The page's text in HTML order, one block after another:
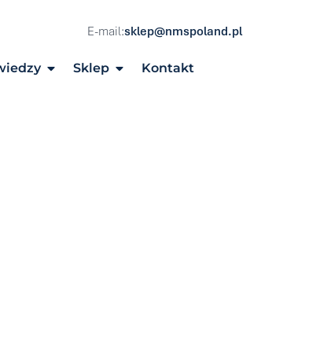
E-mail:sklep@nmspoland.pl
Sklep Kontakt